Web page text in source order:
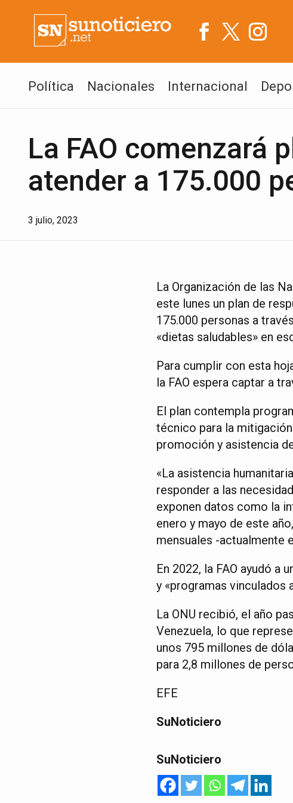
Política Nacionales Internacional
La FAO comenzará
atender a 175.000
3 julio, 2023
La Organización de las
este lunes un plan de
175.000 personas a
«dietas saludables» en
Para cumplir con esta
la FAO espera captar a
El plan contempla
técnico para la
promoción y asistencia
«La asistencia
responder a las
exponen datos como la
enero y mayo de este
mensuales -actualmente
En 2022, la FAO ayudó a
y «programas vinculados
La ONU recibió, el año
Venezuela, lo que
unos 795 millones de
para 2,8 millones de
EFE
SuNoticiero
SuNoticiero